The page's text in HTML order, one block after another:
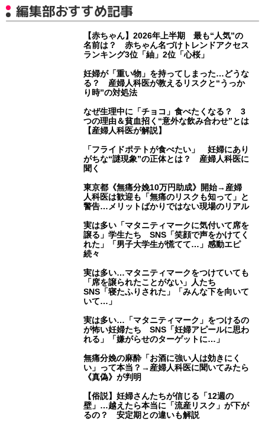
編集部おすすめ記事
【赤ちゃん】2026年上半期 最も“人気”の
名前は？ 赤ちゃん名づけトレンドアクセス
ランキング3位「紬」2位「心桜」
妊婦が「重い物」を持ってしまった…どうな
る？ 産婦人科医が教えるリスクと“うっか
り時”の対処法
なぜ生理中に「チョコ」食べたくなる？ 3
つの理由＆貧血招く“意外な飲み合わせ”とは
【産婦人科医が解説】
「フライドポテトが食べたい」 妊婦にあり
がちな“謎現象”の正体とは？ 産婦人科医に
聞く
東京都《無痛分娩10万円助成》開始→産婦
人科医は歓迎も「無痛のリスクも知って」と
警告…メリットばかりではない現場のリアル
実は多い「マタニティマークに気付いて席を
譲る」学生たち SNS「笑顔で声をかけてく
れた」「男子大学生が慌てて…」感動エピ
続々
実は多い…マタニティマークをつけていても
「席を譲られたことがない」人たち
SNS「寝たふりされた」「みんな下を向いて
いて…」
実は多い…「マタニティマーク」をつけるの
が怖い妊婦たち SNS「妊婦アピールに思わ
れる」「嫌がらせのターゲットに…」
無痛分娩の麻酔「お酒に強い人は効きにく
い」って本当？→産婦人科医に聞いてみたら
《真偽》が判明
【俗説】妊婦さんたちが信じる「12週の
壁」…越えたら本当に「流産リスク」が下が
るの？ 安定期との違いも解説